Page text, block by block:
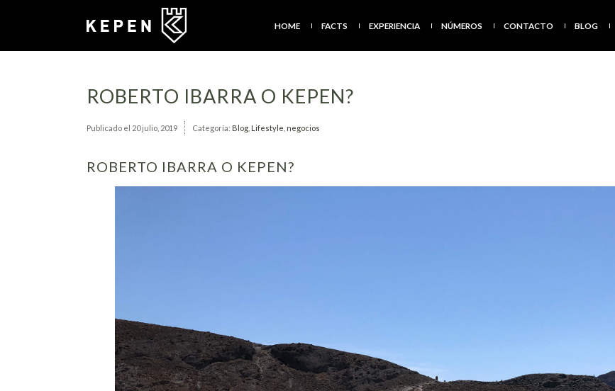
HOME FACTS EXPERIENCIA NÚMEROS CONTACTO BLOG
ROBERTO IBARRA O KEPEN?
Publicado el 20 julio, 2019 Categoría: Blog Lifestyle negocios
ROBERTO IBARRA O KEPEN?